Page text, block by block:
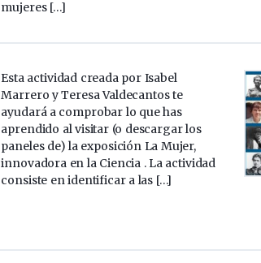
mujeres […]
Esta actividad creada por Isabel
Marrero y Teresa Valdecantos te
ayudará a comprobar lo que has
aprendido al visitar (o descargar los
paneles de) la exposición La Mujer,
innovadora en la Ciencia . La actividad
consiste en identificar a las […]